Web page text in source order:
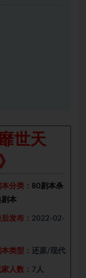
靡世天
分类： 80剧本杀
剧本
发布： 2022-02-
类型： 还原/现代
人数： 7人